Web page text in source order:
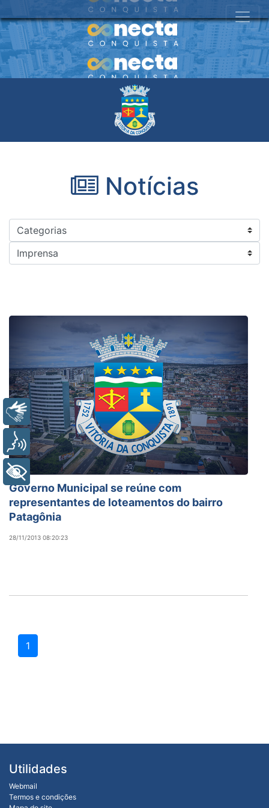
Notícias
Governo Municipal se reúne com
representantes de loteamentos do bairro
Patagônia
28/11/2013 08:20:23
1
Utilidades
Webmail
Termos e condições
Libras
Voz
+ Acessibilidade